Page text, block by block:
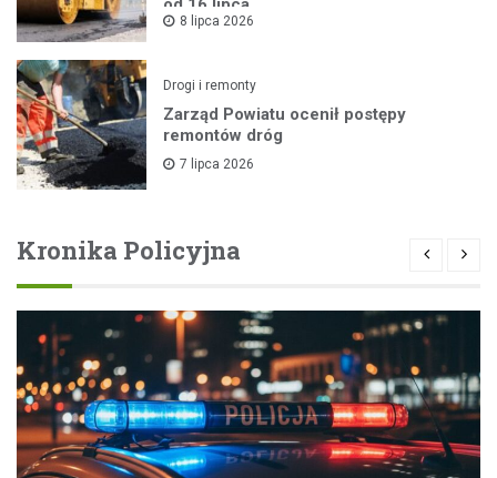
od 16 lipca
8 lipca 2026
Drogi i remonty
Zarząd Powiatu ocenił postępy
remontów dróg
7 lipca 2026
Kronika Policyjna